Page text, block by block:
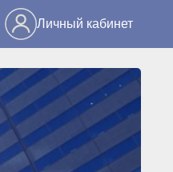
Личный кабинет